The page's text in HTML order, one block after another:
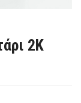
2Κ